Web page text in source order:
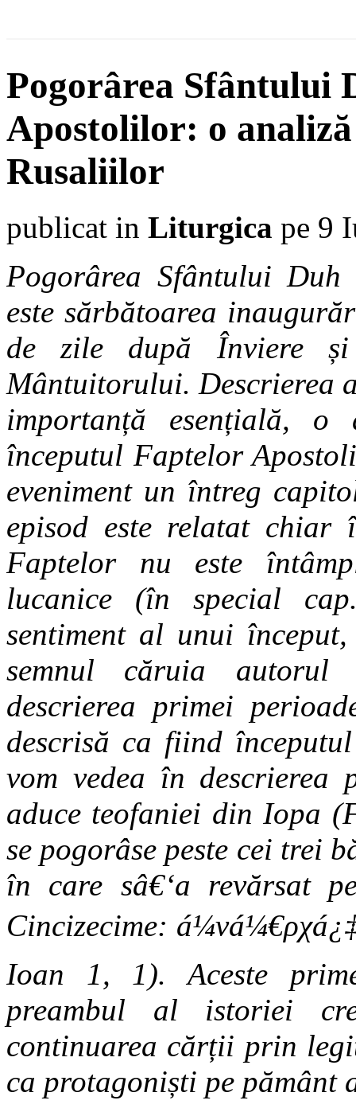
Pogorârea Sfântului
Apostolilor: o analiză
Rusaliilor
publicat in Liturgica pe 9
Pogorârea Sfântului
este sărbătoarea
de zile după Înviere
Mântuitorului. Descrierea
importanță esențială,
începutul Faptelor
eveniment un întreg
episod este relatat
Faptelor nu este
lucanice (în special
sentiment al unui
semnul căruia autorul
descrierea primei
descrisă ca fiind începutul
vom vedea în descrierea
aduce teofaniei din Iopa
se pogorâse peste cei trei
în care sâ€‘a revărsat
Cincizecime:
Ioan 1, 1). Aceste
preambul al istoriei
continuarea cărții prin
ca protagoniști pe pământ